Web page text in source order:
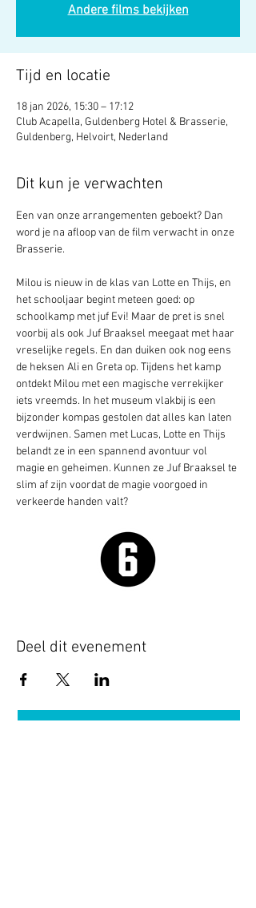
Andere films bekijken
Tijd en locatie
18 jan 2026, 15:30 – 17:12
Club Acapella, Guldenberg Hotel & Brasserie,
Guldenberg, Helvoirt, Nederland
Dit kun je verwachten
Een van onze arrangementen geboekt? Dan
word je na afloop van de film verwacht in onze
Brasserie.
Milou is nieuw in de klas van Lotte en Thijs, en
het schooljaar begint meteen goed: op
schoolkamp met juf Evi! Maar de pret is snel
voorbij als ook Juf Braaksel meegaat met haar
vreselijke regels. En dan duiken ook nog eens
de heksen Ali en Greta op. Tijdens het kamp
ontdekt Milou met een magische verrekijker
iets vreemds. In het museum vlakbij is een
bijzonder kompas gestolen dat alles kan laten
verdwijnen. Samen met Lucas, Lotte en Thijs
belandt ze in een spannend avontuur vol
magie en geheimen. Kunnen ze Juf Braaksel te
slim af zijn voordat de magie voorgoed in
verkeerde handen valt?
Deel dit evenement